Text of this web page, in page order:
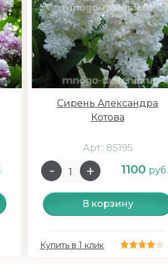
Сирень Александра
Котова
Арт.: 85195
1100 руб.
В корзину
Купить в 1 клик